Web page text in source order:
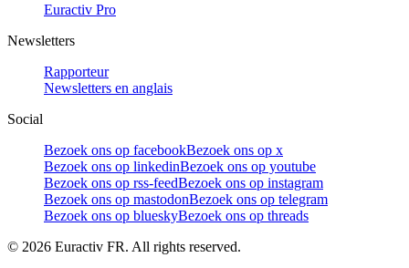
Euractiv Pro
Newsletters
Rapporteur
Newsletters en anglais
Social
Bezoek ons op facebookBezoek ons op x
Bezoek ons op linkedinBezoek ons op youtube
Bezoek ons op rss-feedBezoek ons op instagram
Bezoek ons op mastodonBezoek ons op telegram
Bezoek ons op blueskyBezoek ons op threads
© 2026 Euractiv FR. All rights reserved.